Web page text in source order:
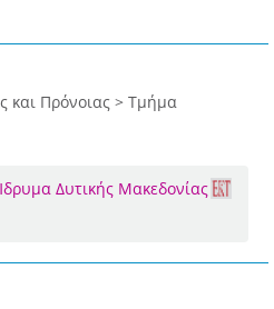
και Πρόνοιας > Τμήμα
Δυτικής Μακεδονίας